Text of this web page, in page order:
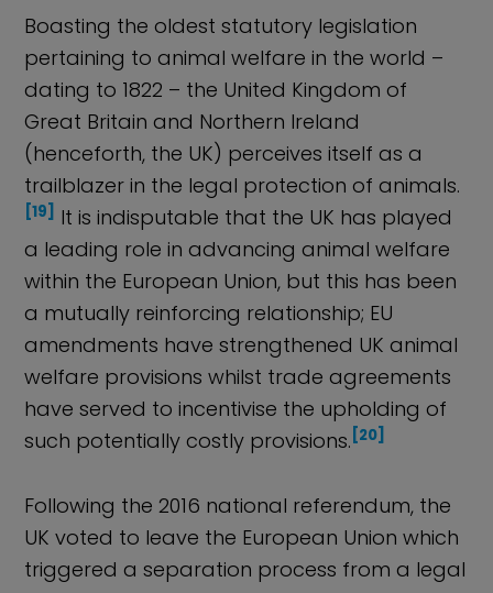
Boasting the oldest statutory legislation
pertaining to animal welfare in the world –
dating to 1822 – the United Kingdom of
Great Britain and Northern Ireland
(henceforth, the UK) perceives itself as a
trailblazer in the legal protection of animals.
[19] It is indisputable that the UK has played
a leading role in advancing animal welfare
within the European Union, but this has been
a mutually reinforcing relationship; EU
amendments have strengthened UK animal
welfare provisions whilst trade agreements
have served to incentivise the upholding of
such potentially costly provisions. [20]
Following the 2016 national referendum, the
UK voted to leave the European Union which
triggered a separation process from a legal